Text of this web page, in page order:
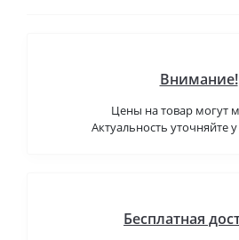
Внимание!
Цены на товар могут
Актуальность уточняйте
Бесплатная